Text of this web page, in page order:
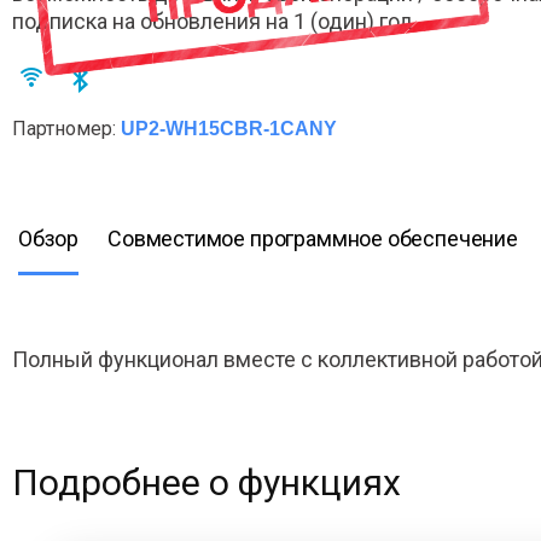
подписка на обновления на 1 (один) год..
Партномер: UP2-WH15CBR-1CANY
Обзор Совместимое программное обеспечение
Полный функционал вместе с коллективной
Подробнее о функциях